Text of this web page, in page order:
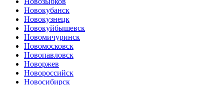
Новокубанск
Новокузнецк
Новокуйбышевск
Новомичуринск
Новомосковск
Новопавловск
Новоржев
Новороссийск
Новосибирск